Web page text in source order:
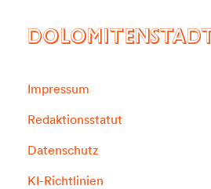
DOLOMITENSTADT
Impressum
Redaktionsstatut
Datenschutz
KI-Richtlinien